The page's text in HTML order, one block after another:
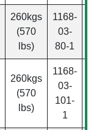
260kgs
(570
lbs)
1168-
03-
80-1
260kgs
(570
lbs)
1168-
03-
101-
1